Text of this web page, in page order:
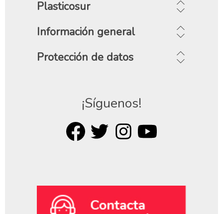
Plasticosur
Información general
Protección de datos
¡Síguenos!